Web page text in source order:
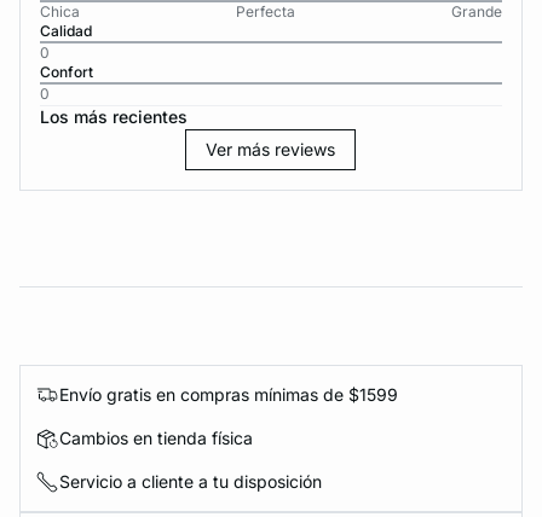
Chica
Perfecta
Grande
Calidad
0
Confort
0
Los más recientes
Ver más reviews
Envío gratis en compras mínimas de $1599
Cambios en tienda física
Servicio a cliente a tu disposición